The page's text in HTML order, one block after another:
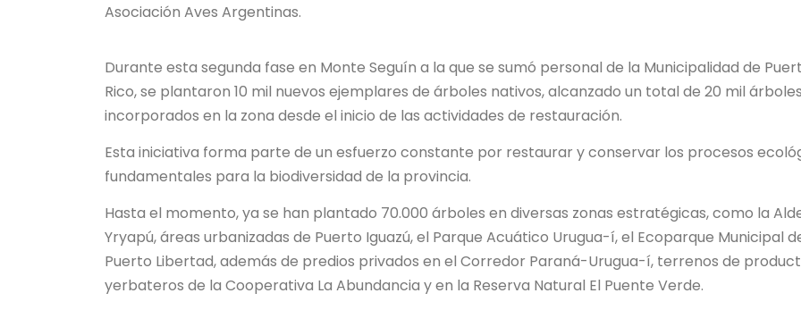
Asociación Aves Argentinas.
Durante esta segunda fase en Monte Seguín a la que se sumó personal de la Municipalidad de
Rico, se plantaron 10 mil nuevos ejemplares de árboles nativos, alcanzado un total de 20 mil árboles
incorporados en la zona desde el inicio de las actividades de restauración.
Esta iniciativa forma parte de un esfuerzo constante por restaurar y conservar los procesos
fundamentales para la biodiversidad de la provincia.
Hasta el momento, ya se han plantado 70.000 árboles en diversas zonas estratégicas, como la
Yryapú, áreas urbanizadas de Puerto Iguazú, el Parque Acuático Urugua-í, el Ecoparque Municipal
Puerto Libertad, además de predios privados en el Corredor Paraná-Urugua-í, terrenos de
yerbateros de la Cooperativa La Abundancia y en la Reserva Natural El Puente Verde.